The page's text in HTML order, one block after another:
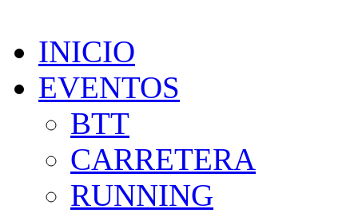
INICIO
EVENTOS
BTT
CARRETERA
RUNNING